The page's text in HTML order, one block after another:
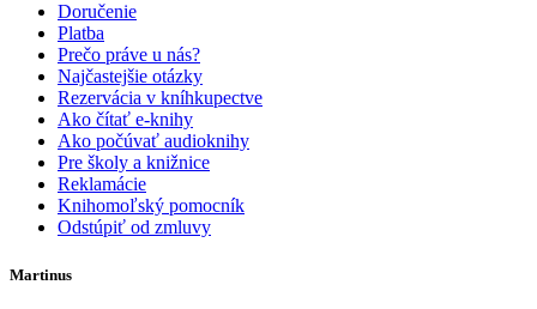
Doručenie
Platba
Prečo práve u nás?
Najčastejšie otázky
Rezervácia v kníhkupectve
Ako čítať e-knihy
Ako počúvať audioknihy
Pre školy a knižnice
Reklamácie
Knihomoľský pomocník
Odstúpiť od zmluvy
Martinus